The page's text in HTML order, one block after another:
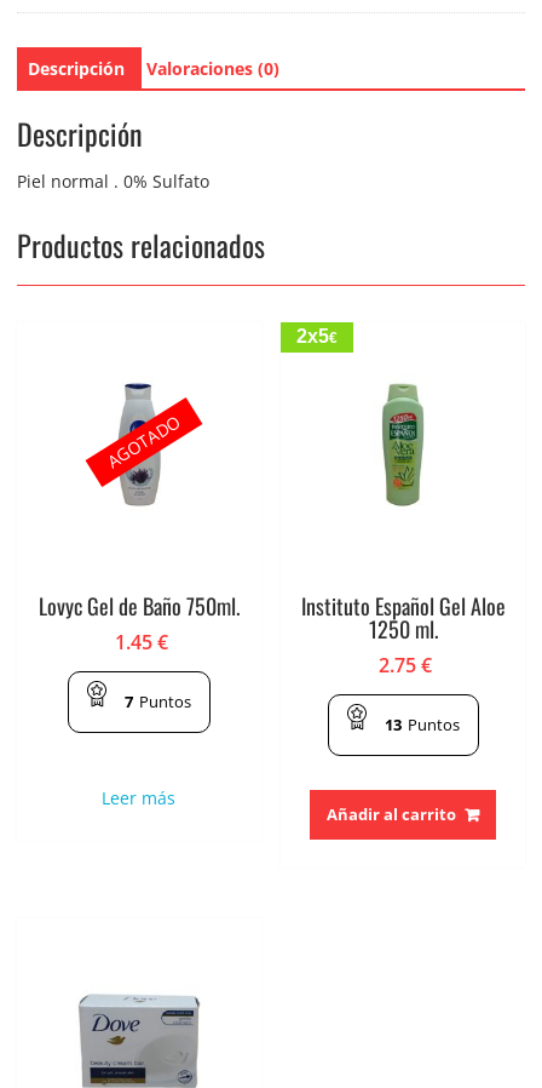
Descripción Valoraciones (0)
Descripción
Piel normal . 0% Sulfato
Productos relacionados
Lovyc Gel de Baño 750ml.
1.45€
7 Puntos
Leer más
AGOTADO
2x5€
Instituto Español Gel Aloe
1250 ml.
2.75€
13 Puntos
Añadir al carrito